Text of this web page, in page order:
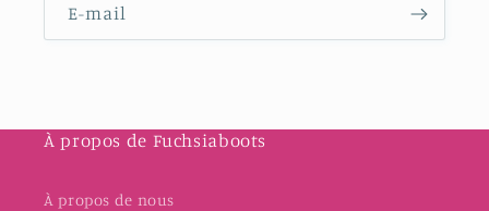
E-mail
À propos de Fuchsiaboots
À propos de nous